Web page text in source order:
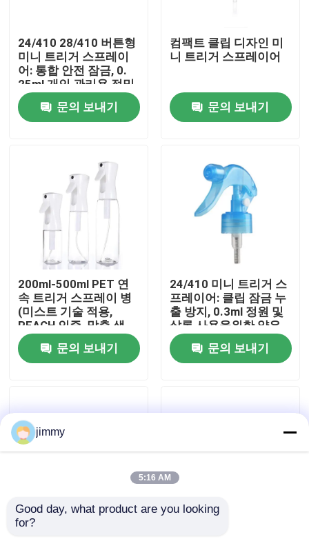
제품
우리에 대하여
공장 여행
연락주세요
뉴스
24/410 28/410 버튼형
미니 트리거 스프레이
어: 통합 안전 잠금, 0.
25ml 개인 관리용 정밀
복용량
문의 보내기
컴팩트 클립 디자인 미
니 트리거 스프레이어
문의 보내기
200ml-500ml PET 연
속 트리거 스프레이 병
(미스트 기술 적용,
REACH 인증, 맞춤 색
상)
문의 보내기
24/410 미니 트리거 스
프레이어: 클립 잠금 누
출 방지, 0.3ml 정원 및
살롱 사용을위한 얇은
안개
문의 보내기
28/410 내화학성 트리
jimmy
5:16 AM
Good day, what product are you looking
for?